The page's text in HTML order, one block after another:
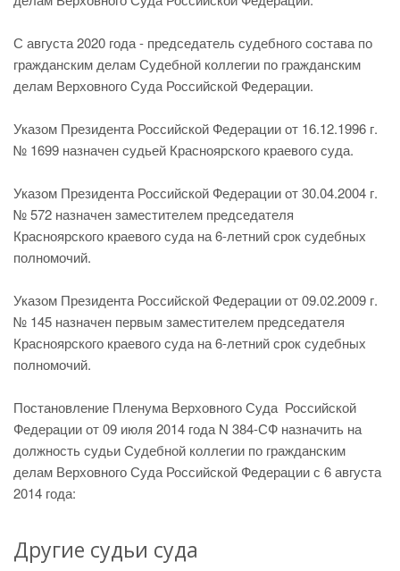
С августа 2020 года - председатель судебного состава по
гражданским делам Судебной коллегии по гражданским
делам Верховного Суда Российской Федерации.
Указом Президента Российской Федерации от 16.12.1996 г.
№ 1699 назначен судьей Красноярского краевого суда.
Указом Президента Российской Федерации от 30.04.2004 г.
№ 572 назначен заместителем председателя
Красноярского краевого суда на 6-летний срок судебных
полномочий.
Указом Президента Российской Федерации от 09.02.2009 г.
№ 145 назначен первым заместителем председателя
Красноярского краевого суда на 6-летний срок судебных
полномочий.
Постановление Пленума Верховного Суда Российской
Федерации от 09 июля 2014 года N 384-СФ назначить на
должность судьи Судебной коллегии по гражданским
делам Верховного Суда Российской Федерации с 6 августа
2014 года:
Другие судьи суда